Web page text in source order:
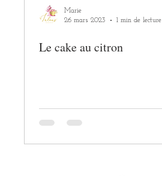
Marie
26 mars 2023
1 min de lecture
Le cake au citron